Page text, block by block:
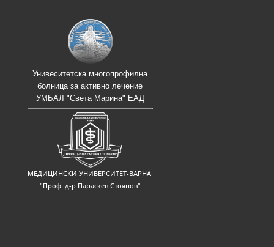
Унивеситетска многопрофилна
болница за активно лечение
УМБАЛ "Света Марина" ЕАД
МЕДИЦИНСКИ УНИВЕРСИТЕТ-ВАРНА
"Проф. д-р Параскев Стоянов"